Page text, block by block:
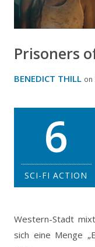
Prisoners
BENEDICT THILL on
6
SCI-FI ACTION
Western-Stadt
sich eine Menge